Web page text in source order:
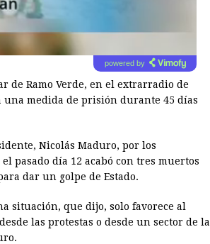
powered by
de Ramo Verde, en el extrarradio de
medida de prisión durante 45 días
Nicolás Maduro, por los
pasado día 12 acabó con tres muertos
dar un golpe de Estado.
situación, que dijo, solo favorece al
las protestas o desde un sector de la